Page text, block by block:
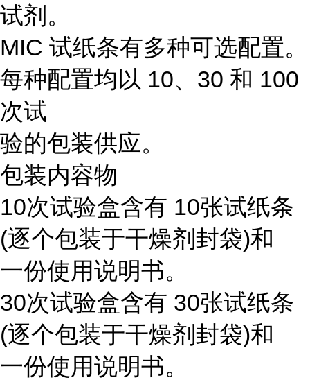
试剂。
MIC 试纸条有多种可选配置。
每种配置均以 10、30 和 100
次试
验的包装供应。
包装内容物
10次试验盒含有 10张试纸条
(逐个包装于干燥剂封袋)和
一份使用说明书。
30次试验盒含有 30张试纸条
(逐个包装于干燥剂封袋)和
一份使用说明书。